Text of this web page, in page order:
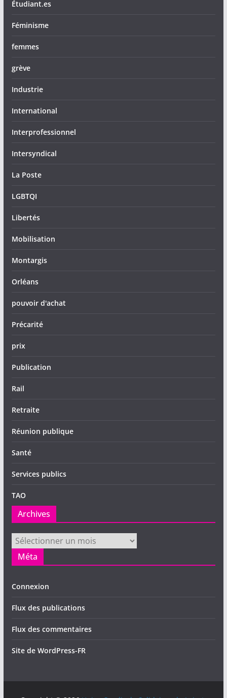
Étudiant.es
Féminisme
femmes
grève
Industrie
International
Interprofessionnel
Intersyndical
La Poste
LGBTQI
Libertés
Mobilisation
Montargis
Orléans
pouvoir d'achat
Précarité
prix
Publication
Rail
Retraite
Réunion publique
Santé
Services publics
TAO
Archives
Archives
Méta
Connexion
Flux des publications
Flux des commentaires
Site de WordPress-FR